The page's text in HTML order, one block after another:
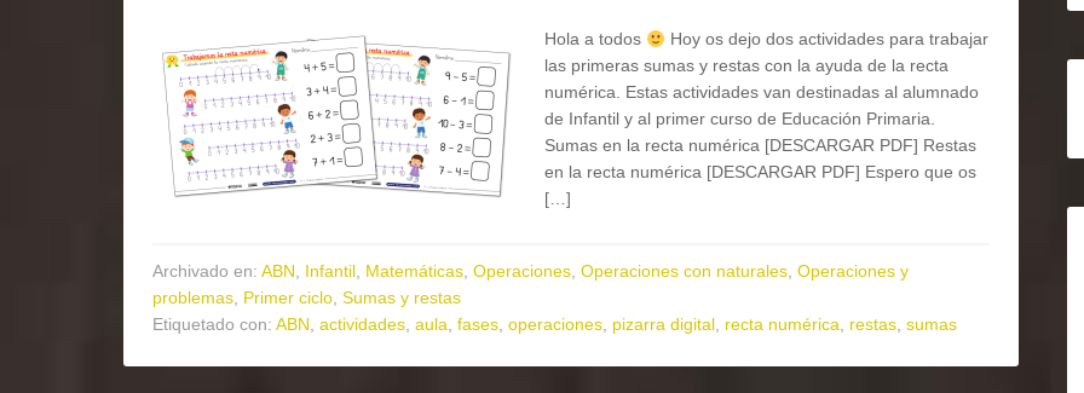
Hola a todos
Hoy os dejo dos actividades para trabajar
las primeras sumas y restas con la ayuda de la recta
numérica. Estas actividades van destinadas al alumnado
de Infantil y al primer curso de Educación Primaria.
Sumas en la recta numérica [DESCARGAR PDF] Restas
en la recta numérica [DESCARGAR PDF] Espero que os
[…]
Archivado en: ABN, Infantil, Matemáticas, Operaciones, Operaciones con naturales, Operaciones y
problemas, Primer ciclo, Sumas y restas
Etiquetado con: ABN, actividades, aula, fases, operaciones, pizarra digital, recta numérica, restas, sumas